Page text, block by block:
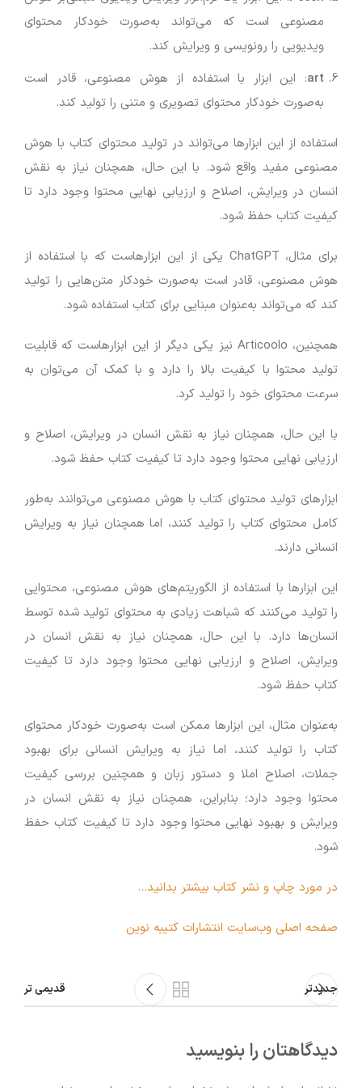
مصنوعی است که می‌تواند به‌صورت خودکار محتوای
ویدیویی را رونویسی و ویرایش کند.
art: این ابزار با استفاده از هوش مصنوعی، قادر است
به‌صورت خودکار محتوای تصویری و متنی را تولید کند.
استفاده از این ابزارها می‌تواند در تولید محتوای کتاب با هوش
مصنوعی مفید واقع شود. با این حال، همچنان نیاز به نقش
انسان در ویرایش، اصلاح و ارزیابی نهایی محتوا وجود دارد تا
کیفیت کتاب حفظ شود.
برای مثال، ChatGPT یکی از این ابزارهاست که با استفاده از
هوش مصنوعی، قادر است به‌صورت خودکار متن‌هایی را تولید
کند که می‌تواند به‌عنوان مبنایی برای کتاب استفاده شود.
همچنین، Articoolo نیز یکی دیگر از این ابزارهاست که قابلیت
تولید محتوا با کیفیت بالا را دارد و با کمک آن می‌توان به
سرعت محتوای خود را تولید کرد.
با این حال، همچنان نیاز به نقش انسان در ویرایش، اصلاح و
ارزیابی نهایی محتوا وجود دارد تا کیفیت کتاب حفظ شود.
ابزارهای تولید محتوای کتاب با هوش مصنوعی می‌توانند به‌طور
کامل محتوای کتاب را تولید کنند، اما همچنان نیاز به ویرایش
انسانی دارند.
این ابزارها با استفاده از الگوریتم‌های هوش مصنوعی، محتوایی
را تولید می‌کنند که شباهت زیادی به محتوای تولید شده توسط
انسان‌ها دارد. با این حال، همچنان نیاز به نقش انسان در
ویرایش، اصلاح و ارزیابی نهایی محتوا وجود دارد تا کیفیت
کتاب حفظ شود.
به‌عنوان مثال، این ابزارها ممکن است به‌صورت خودکار محتوای
کتاب را تولید کنند، اما نیاز به ویرایش انسانی برای بهبود
جملات، اصلاح املا و دستور زبان و همچنین بررسی کیفیت
محتوا وجود دارد؛ بنابراین، همچنان نیاز به نقش انسان در
ویرایش و بهبود نهایی محتوا وجود دارد تا کیفیت کتاب حفظ
شود.
در مورد چاپ و نشر کتاب بیشتر بدانید…
صفحه اصلی وب‌سایت انتشارات کتیبه نوین
جدیدتر قدیمی تر
دیدگاهتان را بنویسید